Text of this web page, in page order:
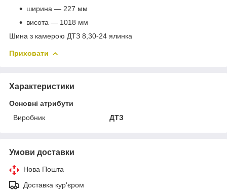
ширина — 227 мм
висота — 1018 мм
Шина з камерою ДТЗ 8,30-24 ялинка
Приховати
Характеристики
Основні атрибути
Виробник
ДТЗ
Умови доставки
Нова Пошта
Доставка кур'єром